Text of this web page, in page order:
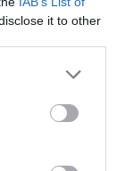
it to other
la humedad
o
En
medida que se
sobre